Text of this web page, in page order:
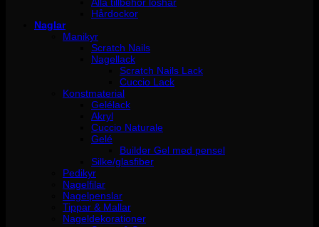
Hårdockor
Naglar
Manikyr
Scratch Nails
Nagellack
Scratch Nails Lack
Cuccio Lack
Konstmaterial
Gelélack
Akryl
Cuccio Naturale
Gelé
Builder Gel med pensel
Silke/glasfiber
Pedikyr
Nagelfilar
Nagelpenslar
Tippar & Mallar
Nageldekorationer